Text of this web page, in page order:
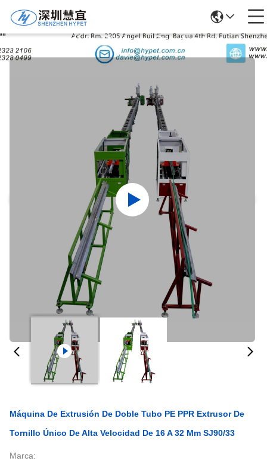
Detalles De Los Productos
Máquina De Extrusión De Doble Tubo PE PPR Extrusor De
Tornillo Único De Alta Velocidad De 16 A 32 Mm SJ90/33
Marca: